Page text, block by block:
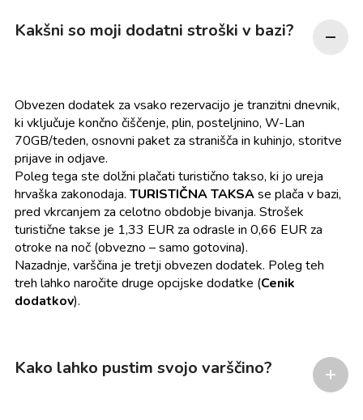
Kakšni so moji dodatni stroški v bazi?
Obvezen dodatek za vsako rezervacijo je tranzitni dnevnik,
ki vključuje končno čiščenje, plin, posteljnino, W-Lan
70GB/teden, osnovni paket za stranišča in kuhinjo, storitve
prijave in odjave.
Poleg tega ste dolžni plačati turistično takso, ki jo ureja
hrvaška zakonodaja. TURISTIČNA TAKSAse plača v bazi,
pred vkrcanjem za celotno obdobje bivanja. Strošek
turistične takse je 1,33 EUR za odrasle in 0,66 EUR za
otroke na noč (obvezno – samo gotovina).
Nazadnje, varščina je tretji obvezen dodatek. Poleg teh
treh lahko naročite druge opcijske dodatke (Cenik
dodatkov).
Kako lahko pustim svojo varščino?